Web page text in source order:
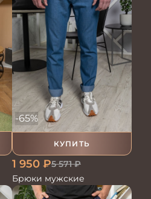
КУПИТЬ
-65%
1 950 ₽5 571₽
Брюки мужские